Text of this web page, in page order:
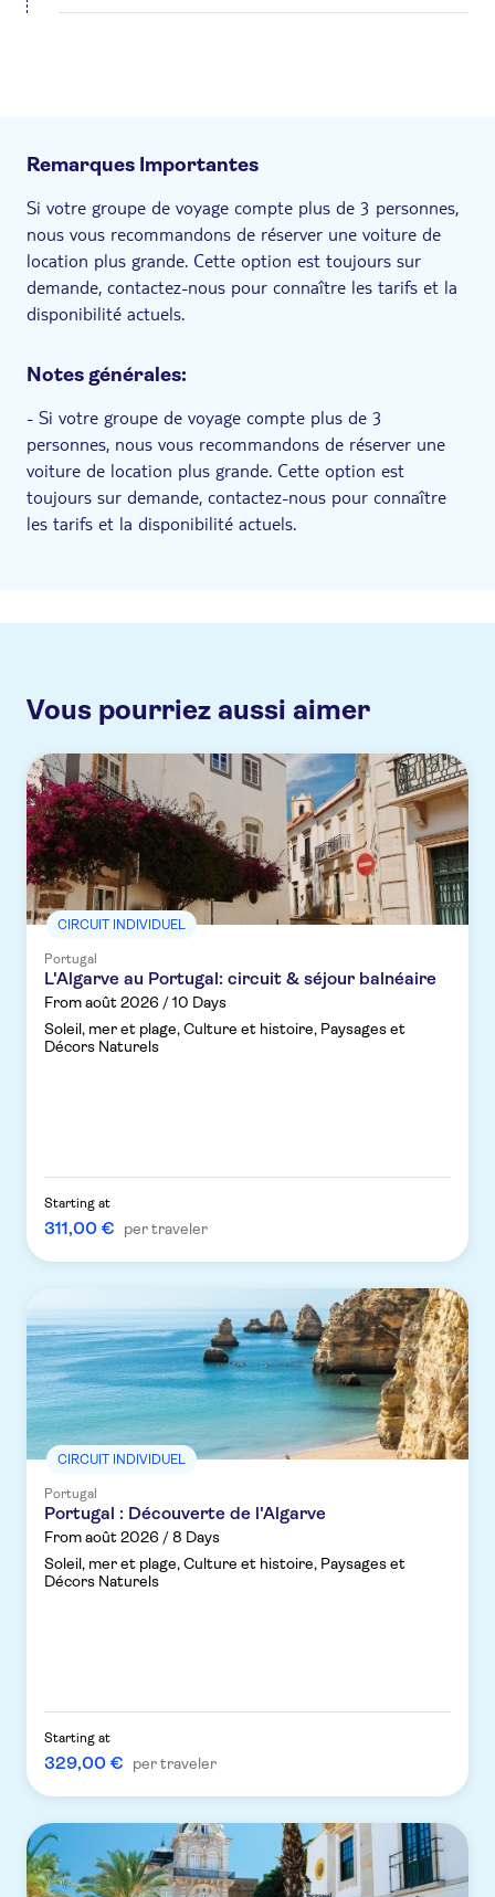
Remarques Importantes
Si votre groupe de voyage compte plus de 3 personnes,
nous vous recommandons de réserver une voiture de
location plus grande. Cette option est toujours sur
demande, contactez-nous pour connaître les tarifs et la
disponibilité actuels.
Notes générales:
- Si votre groupe de voyage compte plus de 3
personnes, nous vous recommandons de réserver une
voiture de location plus grande. Cette option est
toujours sur demande, contactez-nous pour connaître
les tarifs et la disponibilité actuels.
Vous pourriez aussi aimer
CIRCUIT INDIVIDUEL
Portugal
L'Algarve au Portugal: circuit & séjour balnéaire
From août 2026 / 10 Days
Soleil, mer et plage, Culture et histoire, Paysages et
Décors Naturels
Starting at
311,00 € per traveler
CIRCUIT INDIVIDUEL
Portugal
Portugal : Découverte de l'Algarve
From août 2026 / 8 Days
Soleil, mer et plage, Culture et histoire, Paysages et
Décors Naturels
Starting at
329,00 € per traveler